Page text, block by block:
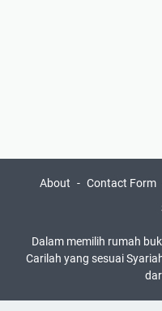
About Contact Form
Dalam memilih rumah
Carilah yang sesuai